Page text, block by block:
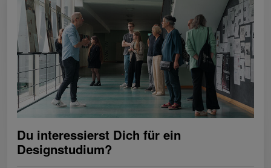
Du interessierst Dich für ein
Designstudium?